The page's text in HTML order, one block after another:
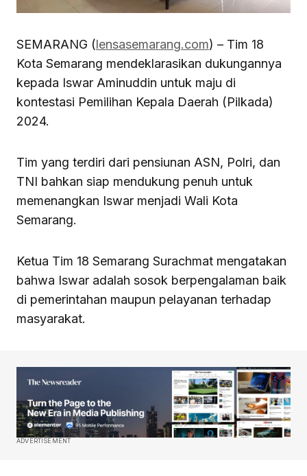
SEMARANG (lensasemarang.com) – Tim 18
Kota Semarang mendeklarasikan dukungannya
kepada Iswar Aminuddin untuk maju di
kontestasi Pemilihan Kepala Daerah (Pilkada)
2024.
Tim yang terdiri dari pensiunan ASN, Polri, dan
TNI bahkan siap mendukung penuh untuk
memenangkan Iswar menjadi Wali Kota
Semarang.
Ketua Tim 18 Semarang Surachmat mengatakan
bahwa Iswar adalah sosok berpengalaman baik
di pemerintahan maupun pelayanan terhadap
masyarakat.
ADVERTISEMENT